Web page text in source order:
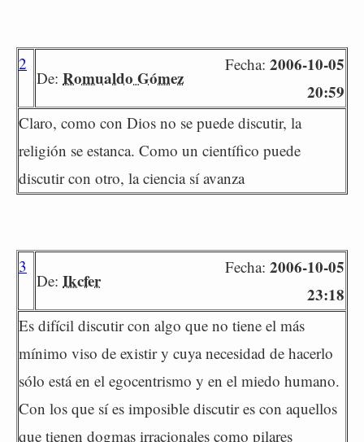
2
De: Romualdo Gómez
Fecha: 2006-10-05
20:59
Claro, como con Dios no se puede discutir, la
religión se estanca. Como un científico puede
discutir con otro, la ciencia sí avanza
3
De: Ikcfer
Fecha: 2006-10-05
23:18
Es difícil discutir con algo que no tiene el más
mínimo viso de existir y cuya necesidad de hacerlo
sólo está en el egocentrismo y en el miedo humano.
Con los que sí es imposible discutir es con aquellos
que tienen dogmas irracionales como pilares